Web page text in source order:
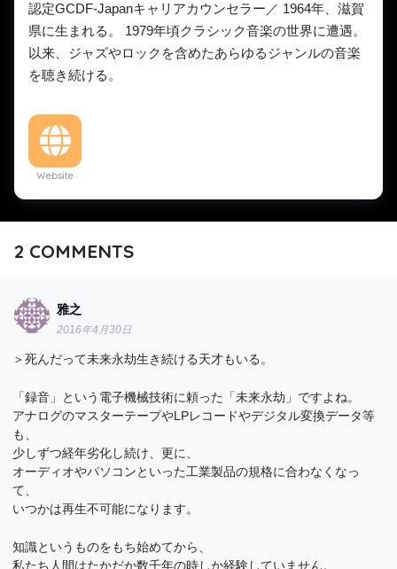
認定GCDF-Japanキャリアカウンセラー／ 1964年、滋賀
県に生まれる。 1979年頃クラシック音楽の世界に遭遇。
以来、ジャズやロックを含めたあらゆるジャンルの音楽
を聴き続ける。
Website
2 COMMENTS
雅之
2016年4月30日
＞死んだって未来永劫生き続ける天才もいる。
「録音」という電子機械技術に頼った「未来永劫」ですよね。
アナログのマスターテープやLPレコードやデジタル変換データ等
も、
少しずつ経年劣化し続け、更に、
オーディオやパソコンといった工業製品の規格に合わなくなっ
て、
いつかは再生不可能になります。
知識というものをもち始めてから、
私たち人間はたかだか数千年の時しか経験していません。